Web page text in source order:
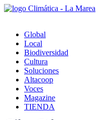
Global
Local
Biodiversidad
Cultura
Soluciones
Altacoop
Voces
Magazine
TIENDA